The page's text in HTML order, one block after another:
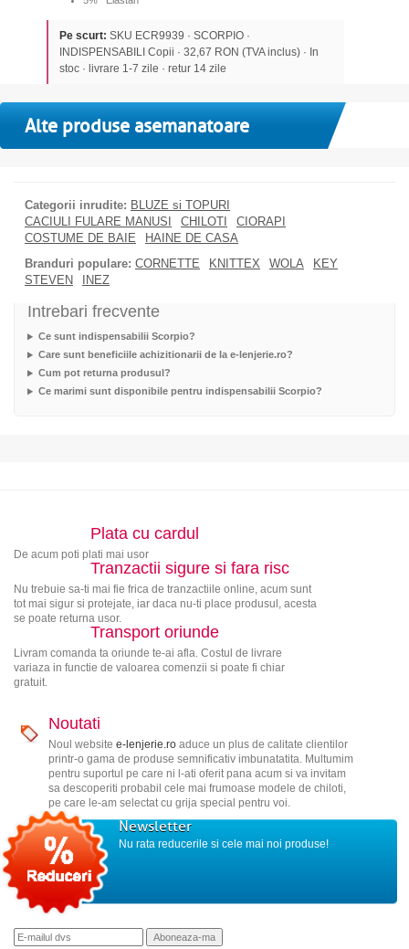
Pe scurt: SKU ECR9939 · SCORPIO ·
INDISPENSABILI Copii · 32,67 RON (TVA inclus) · In
stoc · livrare 1-7 zile · retur 14 zile
Alte produse asemanatoare
Categorii inrudite: BLUZE si TOPURI
CACIULI FULARE MANUSI
CHILOTI
CIORAPI
COSTUME DE BAIE
HAINE DE CASA
Branduri populare: CORNETTE KNITTEX WOLA
KEY
STEVEN
INEZ
Intrebari frecvente
Ce sunt indispensabilii Scorpio?
Care sunt beneficiile achizitionarii de la e-lenjerie.ro?
Cum pot returna produsul?
Ce marimi sunt disponibile pentru indispensabilii Scorpio?
Plata cu cardul
De acum poti plati mai usor
Tranzactii sigure si fara risc
Nu trebuie sa-ti mai fie frica de tranzactiile online, acum sunt
tot mai sigur si protejate, iar daca nu-ti place produsul, acesta
se poate returna usor.
Transport oriunde
Livram comanda ta oriunde te-ai afla. Costul de livrare
variaza in functie de valoarea comenzii si poate fi chiar
gratuit.
Noutati
Noul website e-lenjerie.roaduce un plus de calitate clientilor
printr-o gama de produse semnificativ imbunatatita. Multumim
pentru suportul pe care ni l-ati oferit pana acum si va invitam
sa descoperiti probabil cele mai frumoase modele de chiloti,
pe care le-am selectat cu grija special pentru voi.
Newsletter
Nu rata reducerile si cele mai noi produse!